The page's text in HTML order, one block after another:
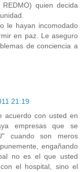
quien decida
le hayan incomodado
en paz. Le aseguro
de conciencia a
21:19
acuerdo con usted en
empresas que se
cuando son meros
engañando
no es el que usted
el hospital, sino el